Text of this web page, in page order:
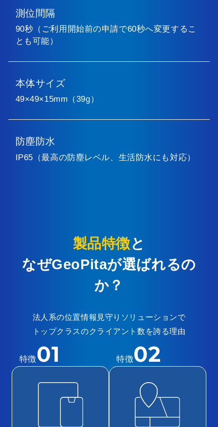
測位間隔
90秒（ご利用開始前の申請で60秒へ変更するこ
とも可能）
本体サイズ
49×49×15mm（39g）
防塵防水
IP65（最高の防塵レベル、生活防水にも対応）
製品特徴と
なぜGeoPitaが選ばれるの
か？
法人系の位置情報見守りソリューションで
トップクラスのクライアント数を誇る理由
特徴01 特徴02